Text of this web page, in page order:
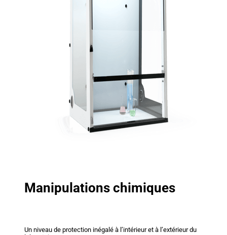
Manipulations chimiques
Un niveau de protection inégalé à l’intérieur et à l’extérieur du